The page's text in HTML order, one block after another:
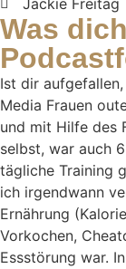
Jackie Freitag
Was
Ist dir
Media Frauen
und mit Hilfe des
selbst, war auch
tägliche Training
ich irgendwann
Ernährung
Vorkochen,
Essstörung war.